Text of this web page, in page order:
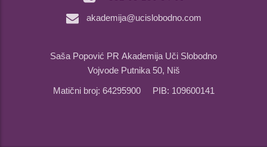
akademija@ucislobodno.com
Saša Popović PR Akademija Uči Slobodno
Vojvode Putnika 50, Niš
Matični broj: 64295900 PIB: 109600141